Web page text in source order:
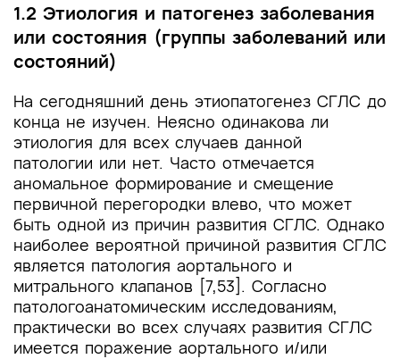
1.2 Этиология и патогенез заболевания
или состояния (группы заболеваний или
состояний)
На сегодняшний день этиопатогенез СГЛС до
конца не изучен. Неясно одинакова ли
этиология для всех случаев данной
патологии или нет. Часто отмечается
аномальное формирование и смещение
первичной перегородки влево, что может
быть одной из причин развития СГЛС. Однако
наиболее вероятной причиной развития СГЛС
является патология аортального и
митрального клапанов [7,53]. Согласно
патологоанатомическим исследованиям,
практически во всех случаях развития СГЛС
имеется поражение аортального и/или